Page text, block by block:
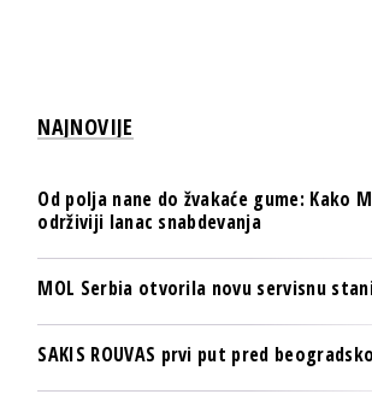
NAJNOVIJE
Od polja nane do žvakaće gume: Kako
održiviji lanac snabdevanja
MOL Serbia otvorila novu servisnu
SAKIS ROUVAS prvi put pred